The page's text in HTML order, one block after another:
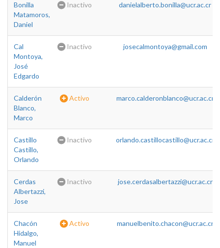
Bonilla
Matamoros,
Daniel
Inactivo danielalberto.bonilla@ucr.ac.cr
Cal
Montoya,
José
Edgardo
Inactivo josecalmontoya@gmail.com
Calderón
Blanco,
Marco
Activo marco.calderonblanco@ucr.ac.cr
Castillo
Castillo,
Orlando
Inactivo orlando.castillocastillo@ucr.ac.cr
Cerdas
Albertazzi,
Jose
Inactivo jose.cerdasalbertazzi@ucr.ac.cr
Chacón
Hidalgo,
Manuel
Activo manuelbenito.chacon@ucr.ac.cr